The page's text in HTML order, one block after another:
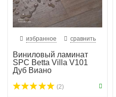
избранное сравнить
Виниловый ламинат
SPC Betta Villa V101
Дуб Виано
(2)